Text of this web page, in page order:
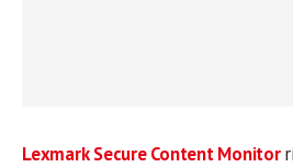
Lexmark Secure Content Monitor